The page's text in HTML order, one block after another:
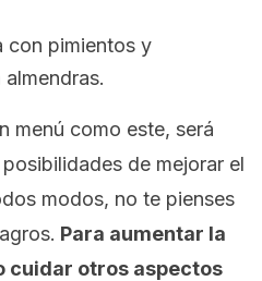
con pimientos y
menú como este, será
de mejorar el
modos, no te pienses
Para aumentar la
cuidar otros aspectos